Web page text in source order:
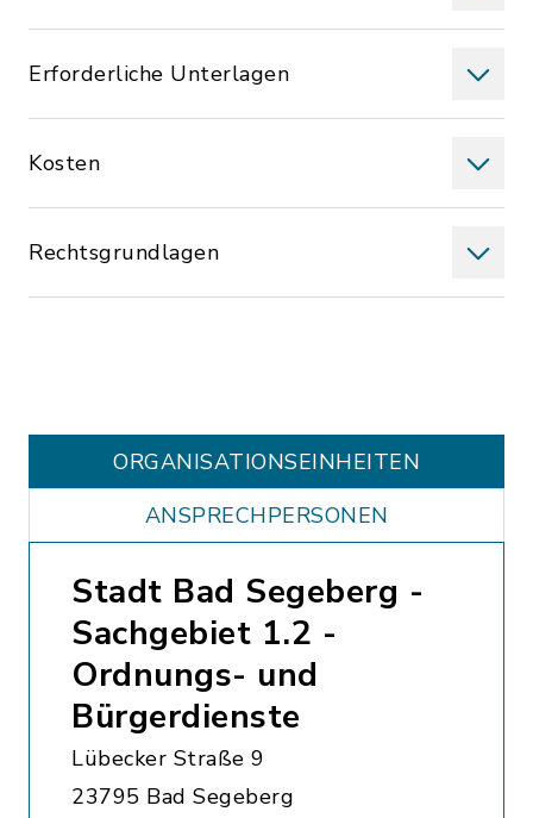
Erforderliche Unterlagen
Kosten
Rechtsgrundlagen
ORGANISATIONS­EINHEITEN
ANSPRECHPERSONEN
Stadt Bad Segeberg -
Sachgebiet 1.2 -
Ordnungs- und
Bürgerdienste
Lübecker Straße 9
23795 Bad Segeberg